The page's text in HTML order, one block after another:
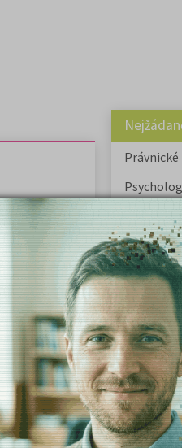
Lékařské
Policejní
deník
Havlíček Borovský: